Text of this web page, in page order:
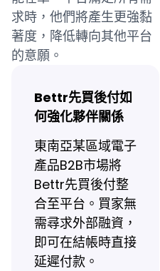
求時，他們將產生更強黏
著度，降低轉向其他平台
的意願。
Bettr先買後付如
何強化夥伴關係
東南亞某區域電子
產品B2B市場將
Bettr先買後付整
合至平台。買家無
需尋求外部融資，
即可在結帳時直接
延遲付款。